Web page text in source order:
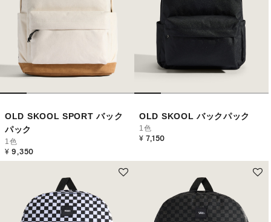
OLD SKOOL SPORT バック
パック
1色
¥ 9,350
OLD SKOOL バックパック
1色
¥ 7,150